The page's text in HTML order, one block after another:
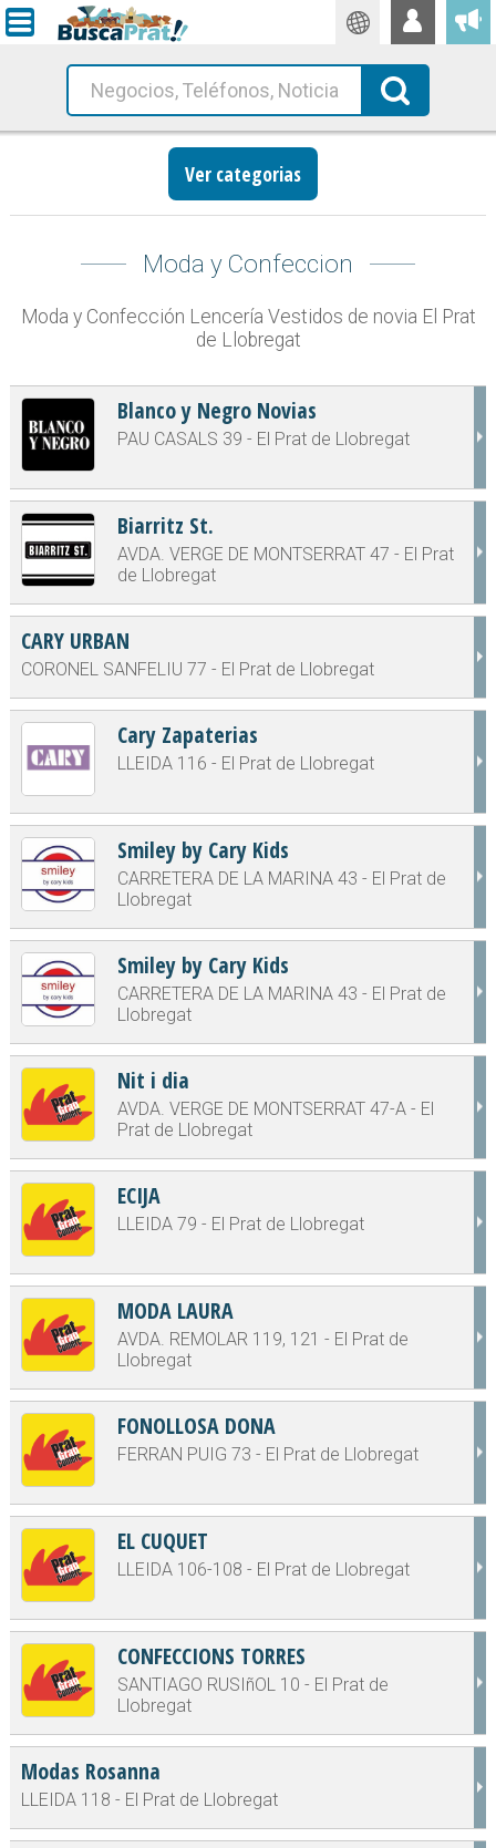
Traductor
Busca!
Ver categorias
Moda y Confeccion
Moda y Confección Lencería Vestidos de novia El Prat
de Llobregat
Blanco y Negro Novias
PAU CASALS 39 - El Prat de Llobregat
Biarritz St.
AVDA. VERGE DE MONTSERRAT 47 - El Prat
de Llobregat
CARY URBAN
CORONEL SANFELIU 77 - El Prat de Llobregat
Cary Zapaterias
LLEIDA 116 - El Prat de Llobregat
Smiley by Cary Kids
CARRETERA DE LA MARINA 43 - El Prat de
Llobregat
Smiley by Cary Kids
CARRETERA DE LA MARINA 43 - El Prat de
Llobregat
Nit i dia
AVDA. VERGE DE MONTSERRAT 47-A - El
Prat de Llobregat
ECIJA
LLEIDA 79 - El Prat de Llobregat
MODA LAURA
AVDA. REMOLAR 119, 121 - El Prat de
Llobregat
FONOLLOSA DONA
FERRAN PUIG 73 - El Prat de Llobregat
EL CUQUET
LLEIDA 106-108 - El Prat de Llobregat
CONFECCIONS TORRES
SANTIAGO RUSIñOL 10 - El Prat de
Llobregat
Modas Rosanna
LLEIDA 118 - El Prat de Llobregat